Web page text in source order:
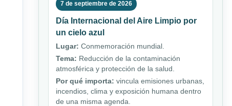
7 de septiembre de 2026
Día Internacional del Aire Limpio por
un cielo azul
Lugar: Conmemoración mundial.
Tema: Reducción de la contaminación
atmosférica y protección de la salud.
Por qué importa: vincula emisiones urbanas,
incendios, clima y exposición humana dentro
de una misma agenda.